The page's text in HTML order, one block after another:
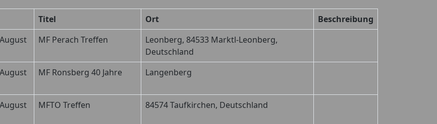
Titel Ort
Beschreibung
MF Perach Treffen
Leonberg, 84533 Marktl-Leonberg,
Deutschland
MF Ronsberg 40 Jahre Langenberg
MFTO Treffen 84574 Taufkirchen, Deutschland